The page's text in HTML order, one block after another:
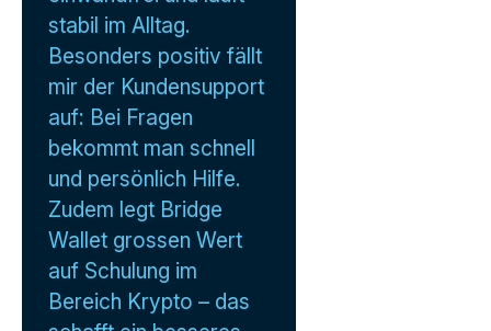
stabil im Alltag.
Besonders positiv fällt
mir der Kundensupport
auf: Bei Fragen
bekommt man schnell
und persönlich Hilfe.
Zudem legt Bridge
Wallet grossen Wert
auf Schulung im
Bereich Krypto – das